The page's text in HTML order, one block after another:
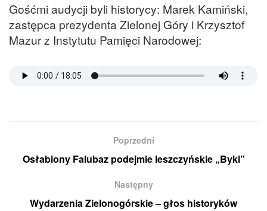
Gośćmi audycji byli historycy: Marek Kamiński,
zastępca prezydenta Zielonej Góry i Krzysztof
Mazur z Instytutu Pamięci Narodowej:
Poprzedni
Osłabiony Falubaz podejmie leszczyńskie „Byki”
Następny
Wydarzenia Zielonogórskie – głos historyków